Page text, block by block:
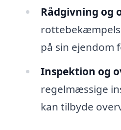
Rådgivning og
på sin ejendom
Inspektion og
regelmæssige
kan tilbyde